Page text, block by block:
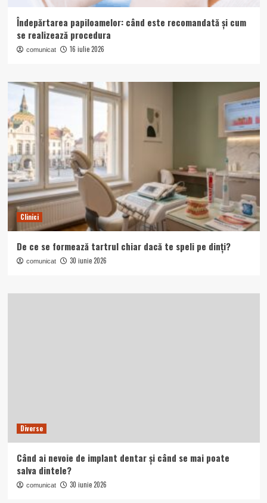
Îndepărtarea papiloamelor: când este recomandată și cum
se realizează procedura
comunicat 16 iulie 2026
Clinici
De ce se formează tartrul chiar dacă te speli pe dinți?
comunicat 30 iunie 2026
Diverse
Când ai nevoie de implant dentar și când se mai poate
salva dintele?
comunicat 30 iunie 2026